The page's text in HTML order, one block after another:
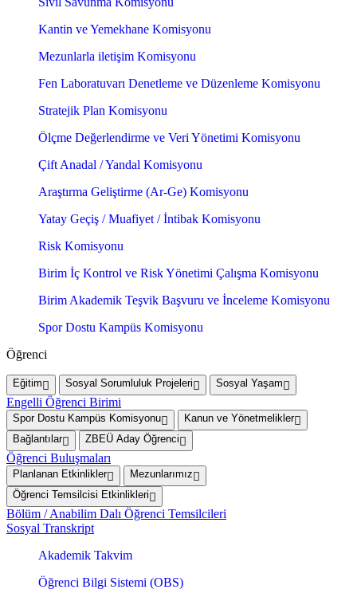
Kantin ve Yemekhane Komisyonu
Mezunlarla iletişim Komisyonu
Fen Laboratuvarı Denetleme ve Düzenleme Komisyonu
Stratejik Plan Komisyonu
Ölçme Değerlendirme ve Veri Yönetimi Komisyonu
Çift Anadal / Yandal Komisyonu
Araştırma Geliştirme (Ar-Ge) Komisyonu
Yatay Geçiş / Muafiyet / İntibak Komisyonu
Risk Komisyonu
Birim İç Kontrol ve Risk Yönetimi Çalışma Komisyonu
Birim Akademik Teşvik Başvuru ve İnceleme Komisyonu
Spor Dostu Kampüs Komisyonu
Öğrenci
Eğitim Sosyal Sorumluluk Projeleri Sosyal Yaşam
Engelli Öğrenci Birimi
Spor Dostu Kampüs Komisyonu
Kanun ve Yönetmelikler
Bağlantılar
ZBEÜ Aday Öğrenci
Öğrenci Buluşmaları
Planlanan Etkinlikler
Mezunlarımız
Öğrenci Temsilcisi Etkinlikleri
Bölüm / Anabilim Dalı Öğrenci Temsilcileri
Sosyal Transkript
Akademik Takvim
Öğrenci Bilgi Sistemi (OBS)